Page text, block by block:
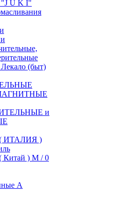
U K I"
(быт)
и
( ИТАЛИЯ )
Китай ) М / 0
А